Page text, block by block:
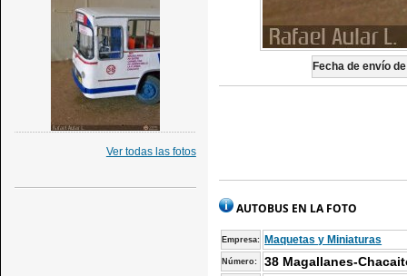
Fecha de envío
AUTOBUS EN LA FOTO
Empresa: Maquetas y Miniaturas
Número: 38 Magallanes-
Ver todas las fotos